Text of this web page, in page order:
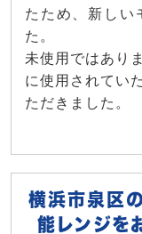
たため、新しい
た。
未使用ではあり
に使用されてい
ただきました。
横浜市泉区
能レンジを